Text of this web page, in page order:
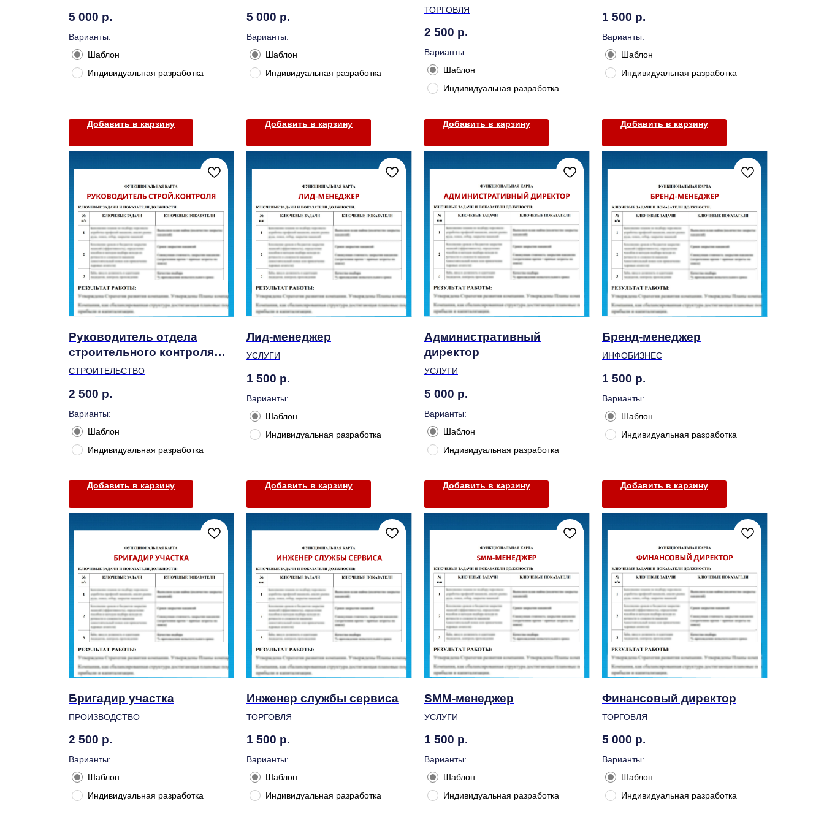
5 000 р.
Варианты:
Шаблон
Индивидуальная разработка
Добавить в карзину
5 000 р.
Варианты:
Шаблон
Индивидуальная разработка
Добавить в карзину
ТОРГОВЛЯ
2 500 р.
Варианты:
Шаблон
Индивидуальная разработка
Добавить в карзину
1 500 р.
Варианты:
Шаблон
Индивидуальная разработка
Добавить в карзину
Руководитель отдела
строительного контроля
качества
СТРОИТЕЛЬСТВО
2 500 р.
Варианты:
Шаблон
Индивидуальная разработка
Добавить в карзину
Лид-менеджер
УСЛУГИ
1 500 р.
Варианты:
Шаблон
Индивидуальная разработка
Добавить в карзину
Административный
директор
УСЛУГИ
5 000 р.
Варианты:
Шаблон
Индивидуальная разработка
Добавить в карзину
Бренд-менеджер
ИНФОБИЗНЕС
1 500 р.
Варианты:
Шаблон
Индивидуальная разработка
Добавить в карзину
Бригадир участка
ПРОИЗВОДСТВО
2 500 р.
Варианты:
Шаблон
Индивидуальная разработка
Инженер службы сервиса
ТОРГОВЛЯ
1 500 р.
Варианты:
Шаблон
Индивидуальная разработка
SMM-менеджер
УСЛУГИ
1 500 р.
Варианты:
Шаблон
Индивидуальная разработка
Финансовый директор
ТОРГОВЛЯ
5 000 р.
Варианты:
Шаблон
Индивидуальная разработка